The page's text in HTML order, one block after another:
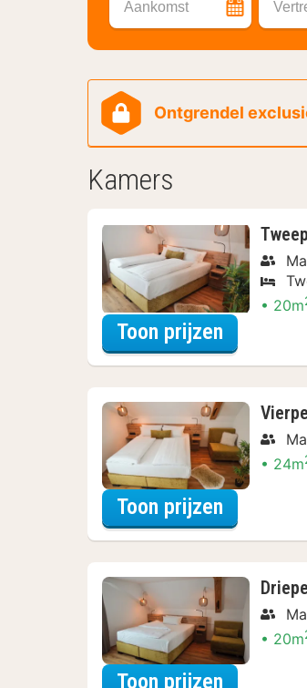
Aankomst
Ontgrendel
Kamers
20m
Toon prijzen
24m
Toon prijzen
20m
Toon prijzen